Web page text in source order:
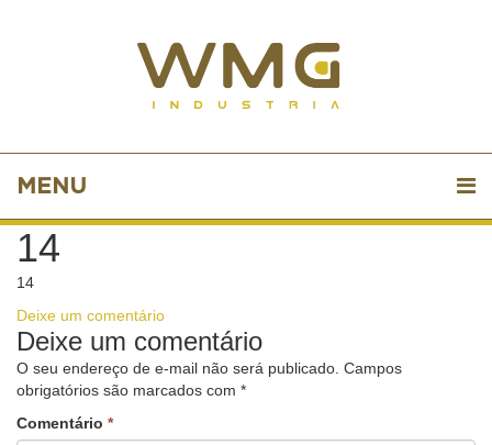
MENU
14
14
Deixe um comentário
Deixe um comentário
O seu endereço de e-mail não será publicado. Campos
obrigatórios são marcados com *
Comentário *